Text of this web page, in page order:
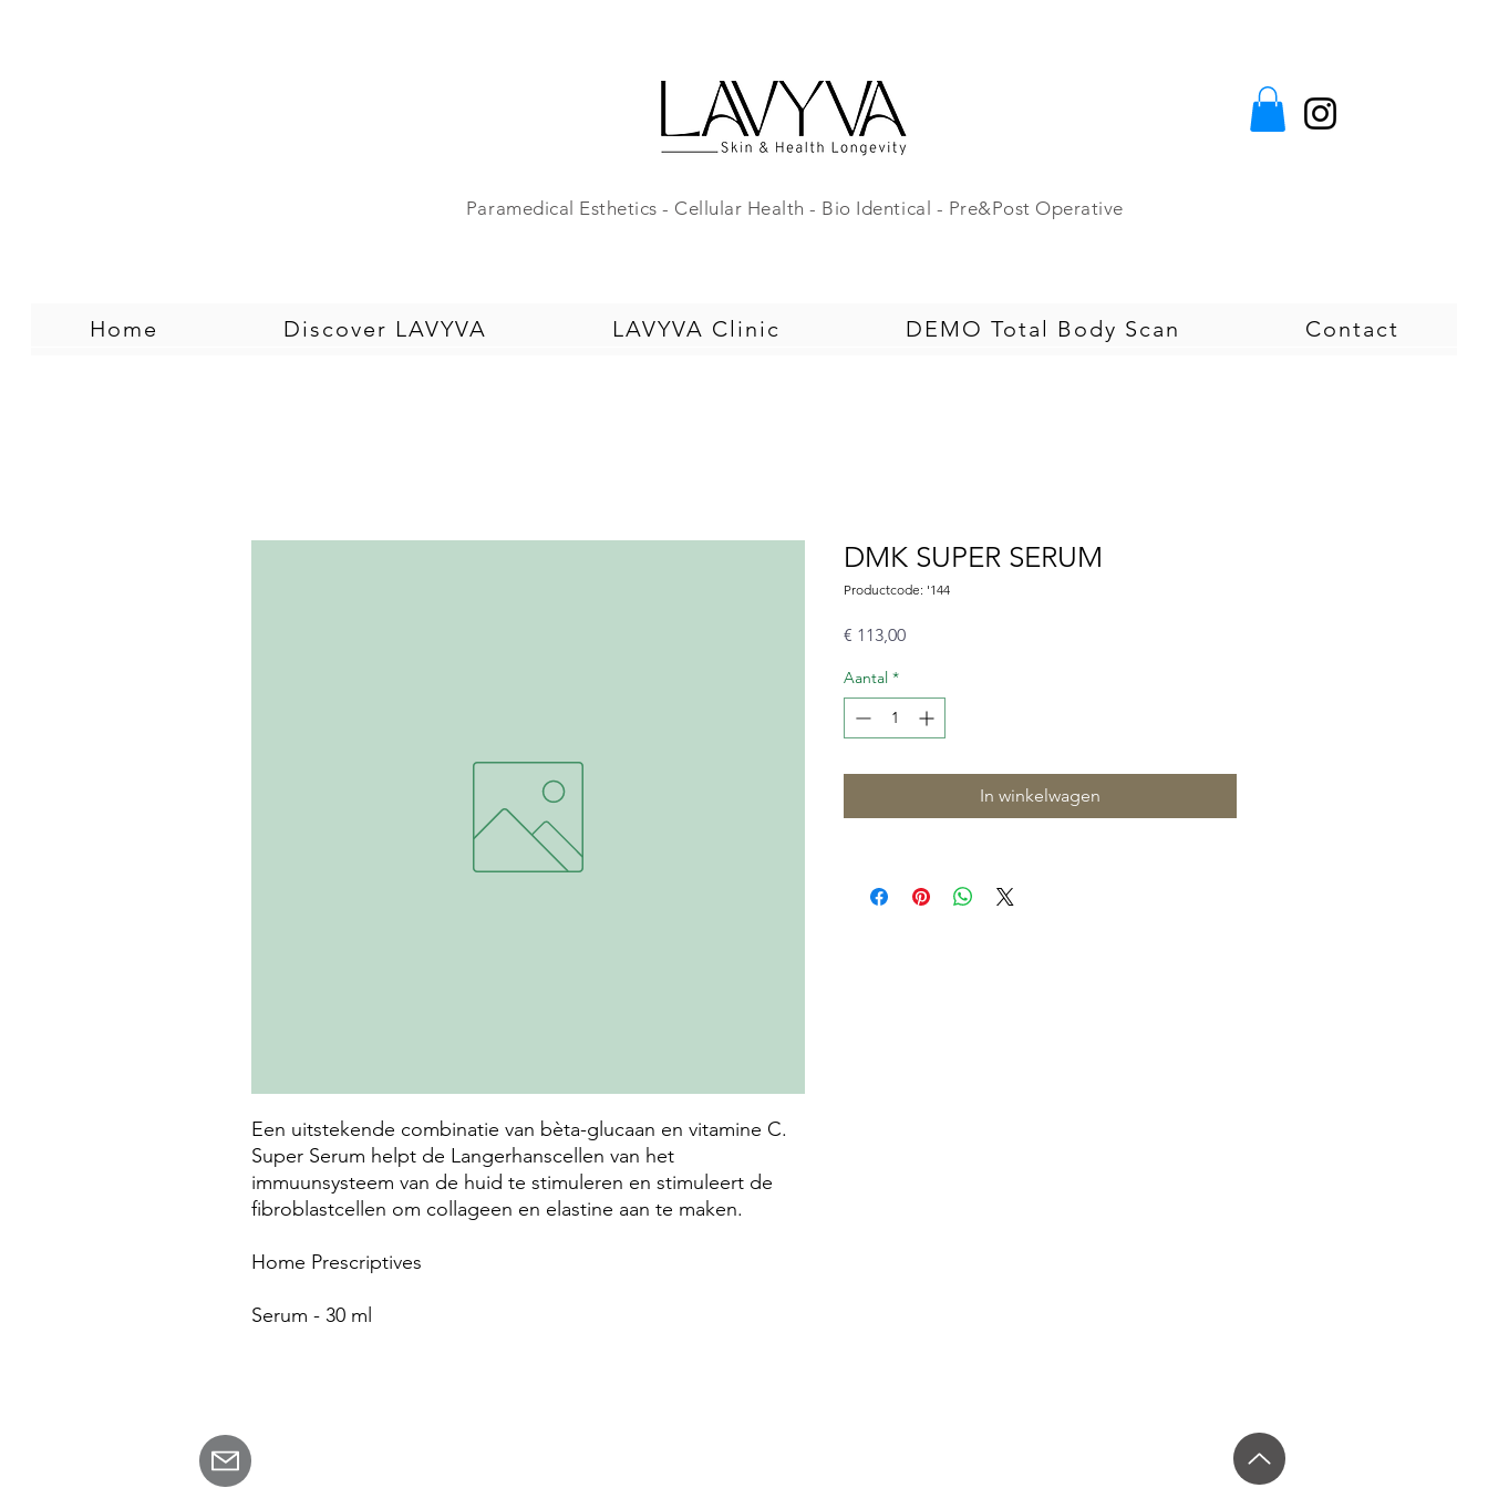
Paramedical Esthetics - Cellular Health - Bio Identical - Pre&Post Operative
Home Discover LAVYVA LAVYVA Clinic DEMO Total Body Scan Contact
Een uitstekende combinatie van bèta-glucaan en vitamine C.
Super Serum helpt de Langerhanscellen van het
immuunsysteem van de huid te stimuleren en stimuleert de
fibroblastcellen om collageen en elastine aan te maken.
Home Prescriptives
Serum - 30 ml
DMK SUPER SERUM
Productcode: '144
€ 113,00Prijs
Aantal *
In winkelwagen